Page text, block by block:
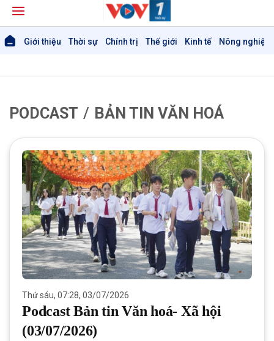
Giới thiệu Thời sự Chính trị Thế giới Kinh tế Nông nghiệp
PODCAST BẢN TIN VĂN HOÁ
Thứ sáu, 07:28, 03/07/2026
Podcast Bản tin Văn hoá- Xã hội
(03/07/2026)